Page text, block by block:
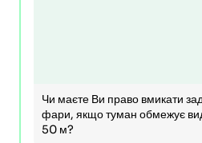
Чи маєте Ви право вмикати
фари, якщо туман обмежує
50 м?